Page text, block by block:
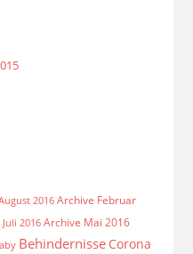
2016 Archive Februar
2016 Archive Mai 2016
Behindernisse Corona